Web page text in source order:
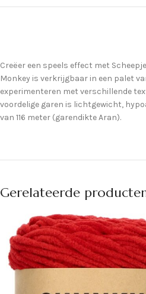
Creëer een speels effect met
Monkey is verkrijgbaar in een palet
experimenteren met verschillende
voordelige garen is lichtgewicht,
van 116 meter (garendikte Aran).
Gerelateerde